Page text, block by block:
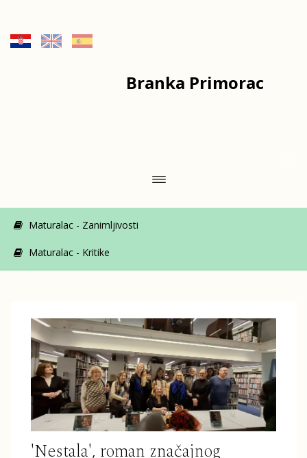
Branka Primorac
Maturalac - Zanimljivosti
Maturalac - Kritike
'Nestala', roman značajnog